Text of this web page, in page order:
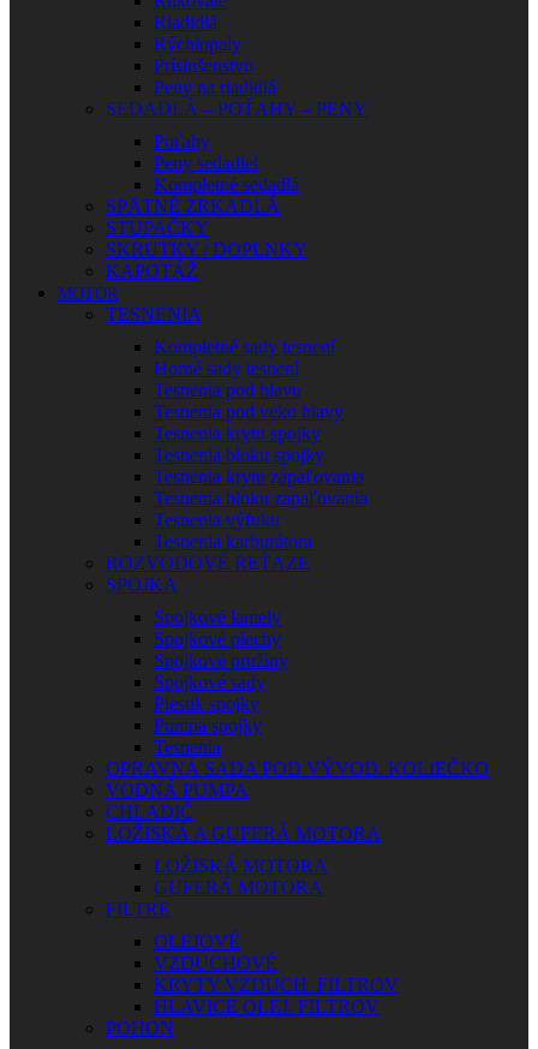
Riadidlá
Rýchlopaly
Príslušenstvo
Peny na riadidlá
SEDADLÁ – POŤAHY – PENY
Poťahy
Peny sedadiel
Kompletné sedadlá
SPÄTNÉ ZRKADLÁ
STUPAČKY
SKRUTKY / DOPLNKY
KAPOTÁŽ
MOTOR
TESNENIA
Kompletné sady tesnení
Horné sady tesnení
Tesnenia pod hlavu
Tesnenia pod veko hlavy
Tesnenia krytu spojky
Tesnenia bloku spojky
Tesnenia krytu zapaľovania
Tesnenia bloku zapaľovania
Tesnenia výfuku
Tesnenia karburátora
ROZVODOVÉ REŤAZE
SPOJKA
Spojkové lamely
Spojkové plechy
Spojkové pružiny
Spojkové sady
Piestik spojky
Pumpa spojky
Tesnenia
OPRAVNÁ SADA POD VÝVOD. KOLIEČKO
VODNÁ PUMPA
CHLADIČ
LOŽISKÁ A GUFERÁ MOTORA
LOŽISKÁ MOTORA
GUFERÁ MOTORA
FILTRE
OLEJOVÉ
VZDUCHOVÉ
KRYTY VZDUCH. FILTROV
HLAVICE OLEJ. FILTROV
POHON